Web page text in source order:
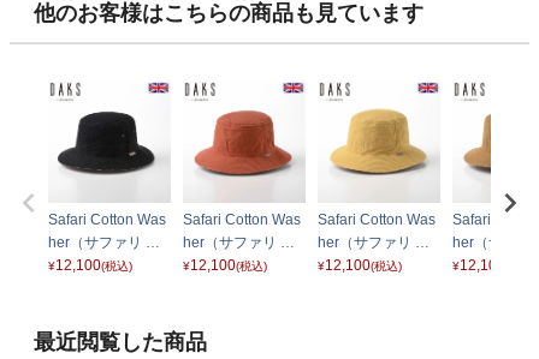
他のお客様はこちらの商品も見ています
Safari Cotton Was
her（サファリ コ
ットンワッシャ
¥12,100(税込)
Safari Cotton Was
her（サファリ コ
ットンワッシャ
¥12,100(税込)
Safari Cotton Was
her（サファリ コ
ットンワッシャ
¥12,100(税込)
Safari
her（サファ
ットンワッ
¥12,100
最近閲覧した商品